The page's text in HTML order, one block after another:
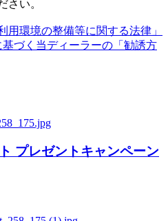
さい。
用環境の整備等に関する法律」
基づく当ディーラーの「勧誘方
プレゼントキャンペーン